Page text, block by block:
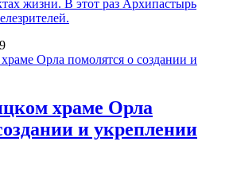
жизни. В этот раз Архипастырь
храме Орла
и укреплении